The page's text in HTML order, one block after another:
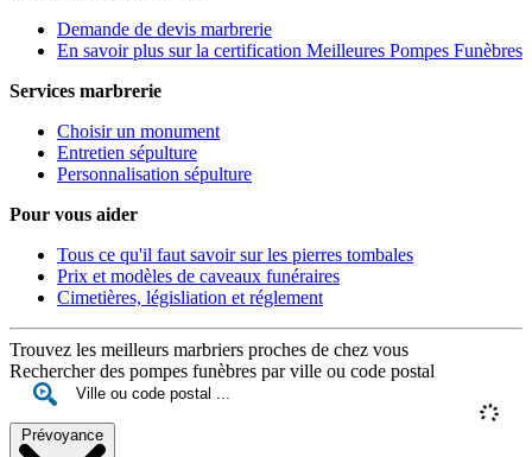
Demande de devis marbrerie
En savoir plus sur la certification Meilleures Pompes Funèbres
Services marbrerie
Choisir un monument
Entretien sépulture
Personnalisation sépulture
Pour vous aider
Tous ce qu'il faut savoir sur les pierres tombales
Prix et modèles de caveaux funéraires
Cimetières, législiation et réglement
Trouvez les meilleurs marbriers proches de chez vous
Rechercher des pompes funèbres par ville ou code postal
Prévoyance